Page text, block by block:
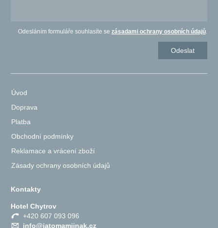
Odesláním formuláře souhlasíte se zásadami ochrany osobních údajů.
Úvod
Doprava
Platba
Obchodní podmínky
Reklamace a vrácení zboží
Zásady ochrany osobních údajů
Kontakty
Hotel Chytrov
+420 607 093 096
info@jatomamjinak.cz